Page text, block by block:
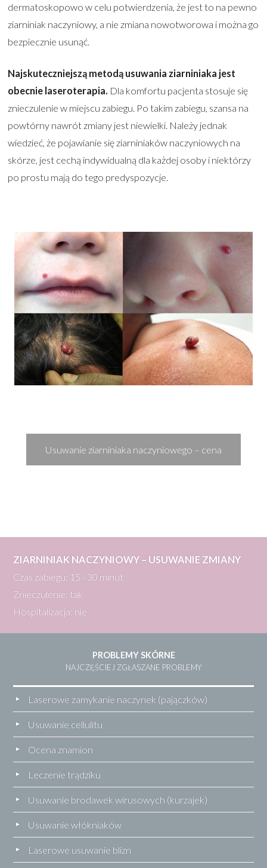
dermatoskopowo w celu potwierdzenia, że jest to na pewno
ziarniniak naczyniowy, a nie zmiana nowotworowa i można go
bezpiecznie usunąć.
Najskuteczniejszą metodą usuwania ziarniniaka jest
obecnie laseroterapia. Dla komfortu pacjenta stosuje się
znieczulenie w miejscu zabiegu. Po takim zabiegu, szansa na
powtórny nawrót zmiany jest niewielki. Należy jednak
wiedzieć, że pojawianie się ziarniniaków naczyniowych na
skórze, jest cechą indywidualną dla każdej osoby i niektórzy
po prostu mają do tego predyspozycje.
Usuwanie ziarniniaka naczyniowego – cena
ZIARNINIAK NACZYNIOWY – USUWANIE ZMIANY
Czas zabiegu: 15 - 30 minut
Znieczulenie: tak
Hospitalizacja: nie
PROBLEMY SKÓRNE
NAJCZĘŚCIEJ ZGŁASZANE PROBLEMY
Laserowe zamykanie naczynek (pajączków)
Usuwanie cellulitu
Ocena znamion
Leczenie trądziku
Usuwanie brodawek wirusowych (kurzajek)
Usuwanie włókniaków
Laserowe usuwanie blizn